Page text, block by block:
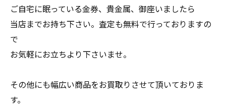
ご自宅に眠っている金券、貴金属、御座いましたら
当店までお持ち下さい。査定も無料で行っておりますの
で
お気軽にお立ちより下さいませ。
その他にも幅広い商品をお買取りさせて頂いておりま
す。